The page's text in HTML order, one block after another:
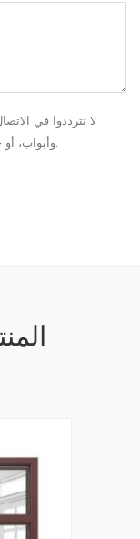
لا تترددوا في
وأبواب، أو جدران ستائرية، فإن "فنان" توفر لكم كل ما تحتاجونه.